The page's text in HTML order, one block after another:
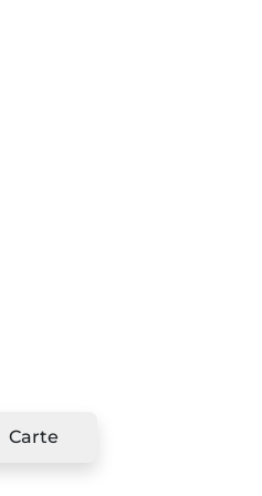
Carte